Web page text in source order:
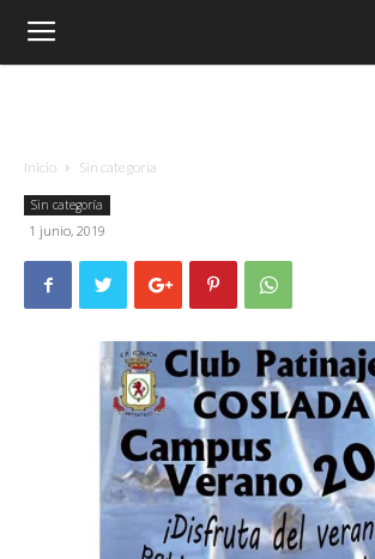
Inicio Sin categoría
Sin categoría
1 junio, 2019